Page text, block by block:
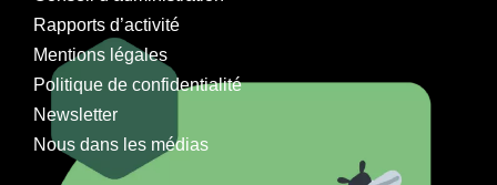
Rapports d’activité
Mentions légales
Politique de confidentialité
Newsletter
Nous dans les médias